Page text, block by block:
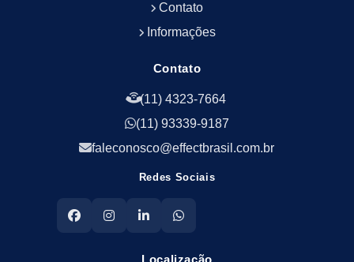
Empresa de Terceirização de Portaria
Empresa de Terceirização de Serviços de
Empresa de Terceirização de Serviços de
Empresa de Zeladoria e Portaria
Empresas Terceirizadas Recepção
Empresas de Jardinagem para Condomínios
Jardinagem para Empresa
Contato
Informações
Contato
(11) 4323-7664
(11) 93339-9187
faleconosco@effectbrasil.com.br
Redes Sociais